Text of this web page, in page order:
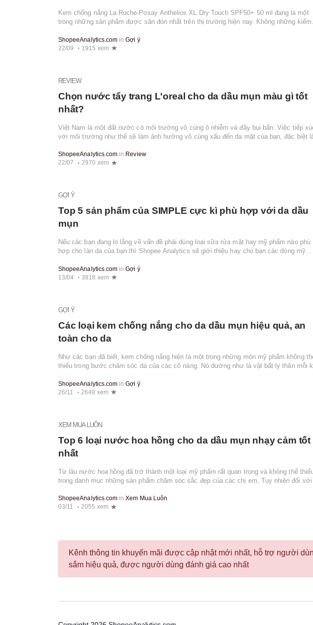
Kem chống nắng La Roche-Posay Anthelios XL Dry Touch SPF50+ 50 ml đang là một
trong những sản phẩm được săn đón nhất trên thị trường hiện nay. Không những kiểm
ShopeeAnalytics.com inGợi ý
22/09
1915 xem
REVIEW
Chọn nước tẩy trang L'oreal cho da dầu mụn màu gì tốt
nhất?
Việt Nam là một đất nước có môi trường vô cùng ô nhiễm và đầy bụi bẩn. Việc tiếp
với môi trường như thế sẽ làm ảnh hưởng vô cùng xấu đến da mặt của bạn, đặc biệt
ShopeeAnalytics.com in Review
22/07
2970 xem
GỢI Ý
Top 5 sản phẩm của SIMPLE cực kì phù hợp với da dầu
mụn
Nếu các bạn đang lo lắng về vấn đề phải dùng loại sữa rửa mặt hay mỹ phẩm nào phù
hợp cho làn da của bạn thì Shopee Analytics sẽ giới thiệu hay cho bạn các dòng mỹ
ShopeeAnalytics.com inGợi ý
13/04
3818 xem
GỢI Ý
Các loại kem chống nắng cho da dầu mụn hiệu quả, an
toàn cho da
Như các bạn đã biết, kem chống nắng hiện là một trong những món mỹ phẩm không
thiếu trong bước chăm sóc da của các cô nàng. Nó dường như là vật bất ly thân mỗi
ShopeeAnalytics.com inGợi ý
26/11
2649 xem
XEM MUA LUÔN
Top 6 loại nước hoa hồng cho da dầu mụn nhạy cảm tốt
nhất
Từ lâu nước hoa hồng đã trở thành một loại mỹ phẩm rất quan trọng và không thể
trong danh mục những sản phẩm chăm sóc sắc đẹp của các chị em. Tuy nhiên đối với
ShopeeAnalytics.com inXem Mua Luôn
03/11
2055 xem
Kênh thông tin khuyến mãi được cập nhật mới nhất, hỗ trợ người
sắm hiệu quả, được người dùng đánh giá cao nhất